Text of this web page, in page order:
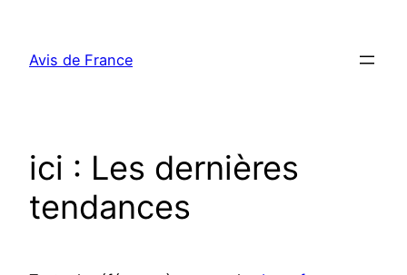
contenu
Avis de France
ici : Les dernières
tendances